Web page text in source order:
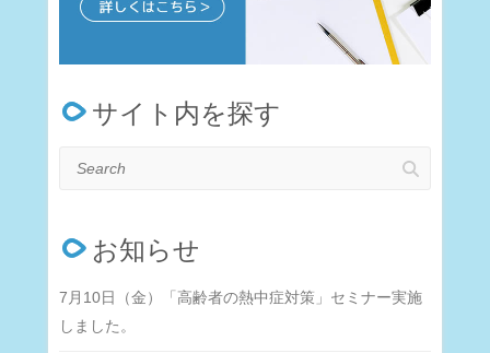
サイト内を探す
Search
お知らせ
7月10日（金）「高齢者の熱中症対策」セミナー実施
しました。